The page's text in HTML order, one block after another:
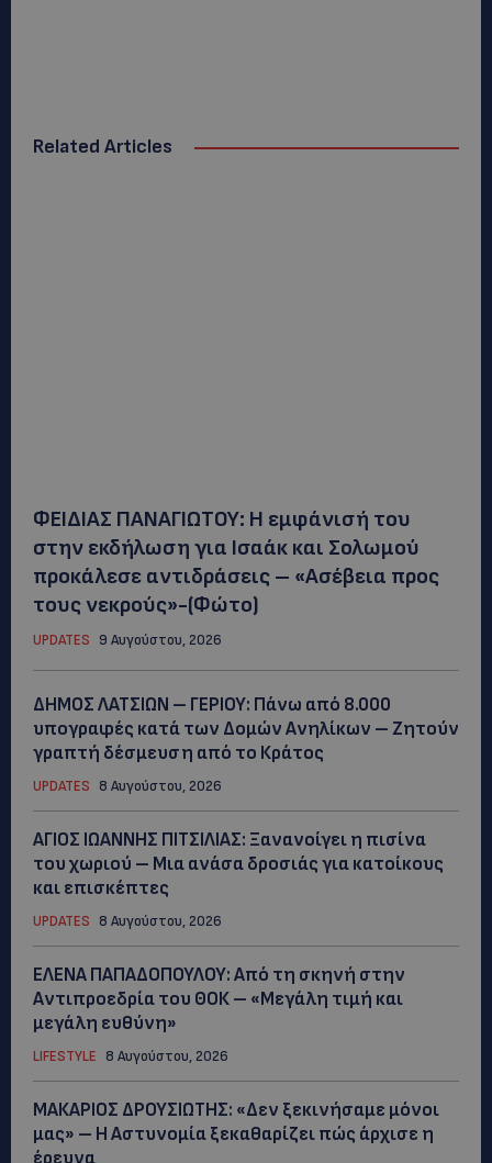
Related Articles
ΦΕΙΔΙΑΣ ΠΑΝΑΓΙΩΤΟΥ: Η εμφάνισή του
στην εκδήλωση για Ισαάκ και Σολωμού
προκάλεσε αντιδράσεις – «Ασέβεια προς
τους νεκρούς»-(Φώτο)
UPDATES 9 Αυγούστου, 2026
ΔΗΜΟΣ ΛΑΤΣΙΩΝ – ΓΕΡΙΟΥ: Πάνω από 8.000
υπογραφές κατά των Δομών Ανηλίκων – Ζητούν
γραπτή δέσμευση από το Κράτος
UPDATES 8 Αυγούστου, 2026
ΑΓΙΟΣ ΙΩΑΝΝΗΣ ΠΙΤΣΙΛΙΑΣ: Ξανανοίγει η πισίνα
του χωριού – Μια ανάσα δροσιάς για κατοίκους
και επισκέπτες
UPDATES 8 Αυγούστου, 2026
ΕΛΕΝΑ ΠΑΠΑΔΟΠΟΥΛΟΥ: Από τη σκηνή στην
Αντιπροεδρία του ΘΟΚ – «Μεγάλη τιμή και
μεγάλη ευθύνη»
LIFESTYLE 8 Αυγούστου, 2026
ΜΑΚΑΡΙΟΣ ΔΡΟΥΣΙΩΤΗΣ: «Δεν ξεκινήσαμε μόνοι
μας» – Η Αστυνομία ξεκαθαρίζει πώς άρχισε η
έρευνα